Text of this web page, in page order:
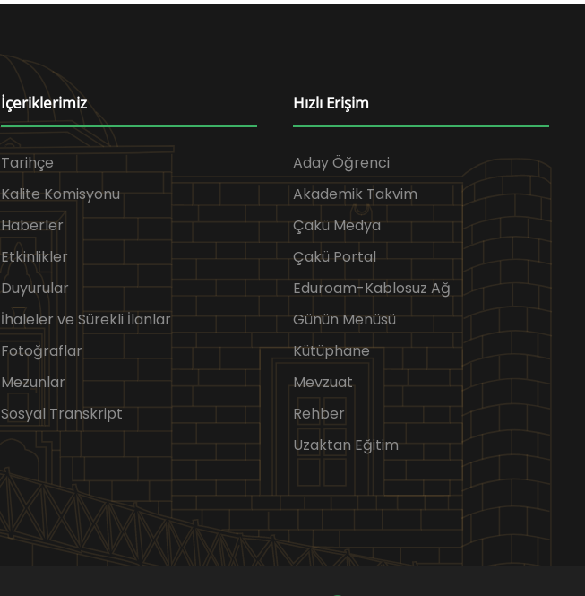
İçeriklerimiz
Tarihçe
Kalite Komisyonu
Haberler
Etkinlikler
Duyurular
İhaleler ve Sürekli İlanlar
Fotoğraflar
Mezunlar
Sosyal Transkript
Hızlı Erişim
Aday Öğrenci
Akademik Takvim
Çakü Medya
Çakü Portal
Eduroam-Kablosuz Ağ
Günün Menüsü
Kütüphane
Mevzuat
Rehber
Uzaktan Eğitim